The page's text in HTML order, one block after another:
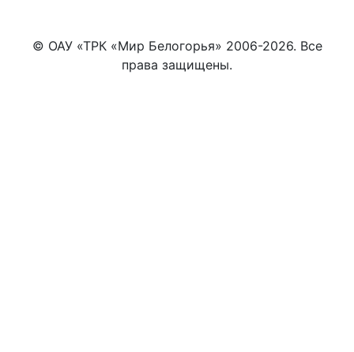
© ОАУ «ТРК «Мир Белогорья» 2006-2026. Все
права защищены.